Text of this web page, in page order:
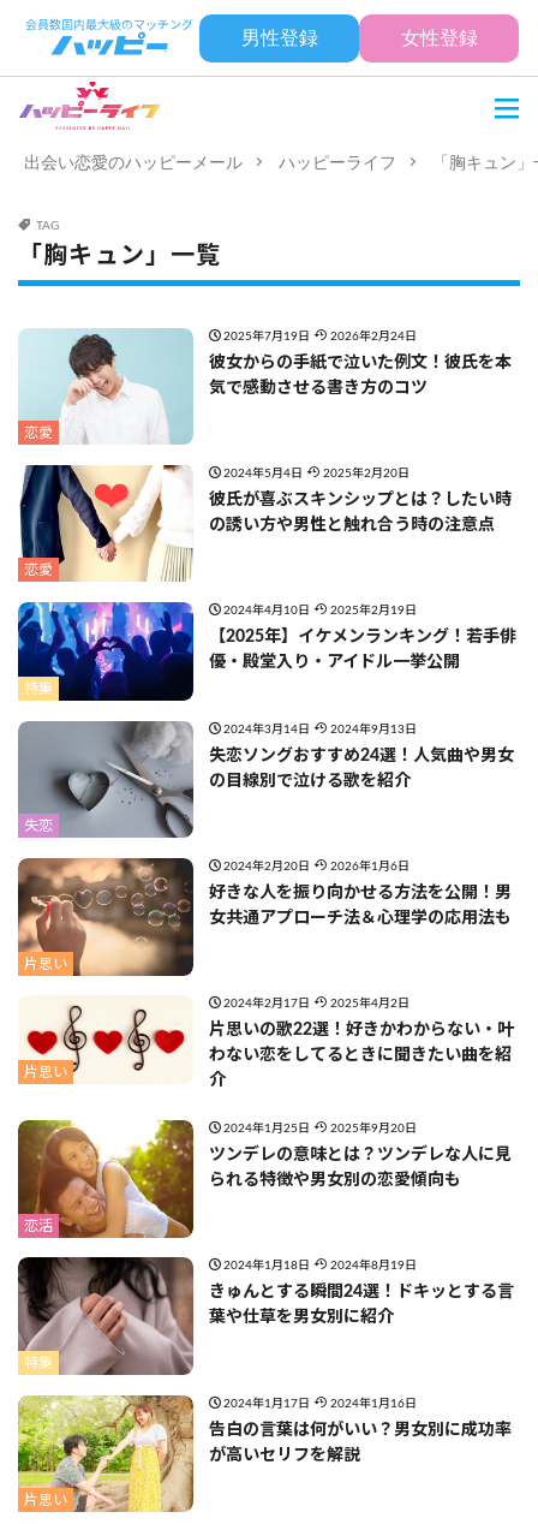
男性登録 女性登録
出会い恋愛のハッピーメール ハッピーライフ 「胸キュン
TAG
「胸キュン」一覧
恋愛
2025年7月19日 2026年2月24日
彼女からの手紙で泣いた例文！彼氏を本
気で感動させる書き方のコツ
恋愛
2024年5月4日 2025年2月20日
彼氏が喜ぶスキンシップとは？したい時
の誘い方や男性と触れ合う時の注意点
特集
2024年4月10日 2025年2月19日
【2025年】イケメンランキング！若手俳
優・殿堂入り・アイドル一挙公開
失恋
2024年3月14日 2024年9月13日
失恋ソングおすすめ24選！人気曲や男女
の目線別で泣ける歌を紹介
片思い
2024年2月20日 2026年1月6日
好きな人を振り向かせる方法を公開！男
女共通アプローチ法＆心理学の応用法も
片思い
2024年2月17日 2025年4月2日
片思いの歌22選！好きかわからない・叶
わない恋をしてるときに聞きたい曲を紹
介
恋活
2024年1月25日 2025年9月20日
ツンデレの意味とは？ツンデレな人に見
られる特徴や男女別の恋愛傾向も
特集
2024年1月18日 2024年8月19日
きゅんとする瞬間24選！ドキッとする言
葉や仕草を男女別に紹介
片思い
2024年1月17日 2024年1月16日
告白の言葉は何がいい？男女別に成功率
が高いセリフを解説